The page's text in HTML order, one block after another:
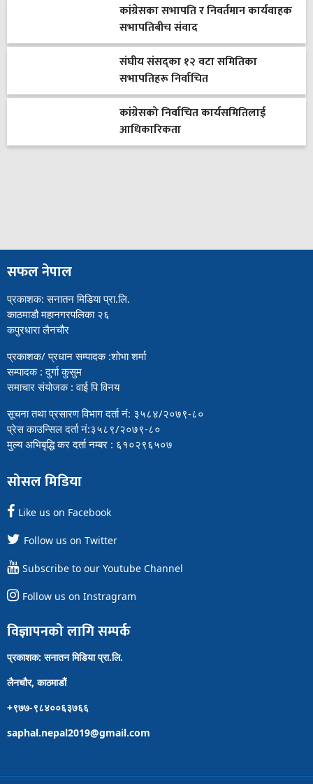
कांग्रेसका सभापति र निवर्तमान कार्यवाहक
सभापतिबीच संवाद
संघीय संसद्का १२ वटा समितिका
सभापतिहरू निर्वाचित
कांग्रेसको निर्वाचित कार्यसमितिलाई
आधिकारिकता
सफल नेपाल
प्रकाशक: सनातन मिडिया प्रा.लि.
काठमाडौ महानगरपलिका २६
कपुरधारा लैनचौर
प्रकाशक/ प्रधान सम्पादक :शोभा शर्मा
सम्पादक : दुर्गा कुसुम
समाचार संयोजक : वाई पि विनय
सूचना तथा प्रसारण विभाग दर्ता नं: ३५८४/२०७९-८०
प्रेस काउन्सिल दर्ता नं:३५८९/२०७९-८०
मुल्य अभिबृद्धि कर दर्ता नम्बर : ६१०२९६५०७
सोसल मिडिया
Like us on Facebook
Follow us on Twitter
Subscribe to our Youtube Channel
Follow us on Instragram
विज्ञापनको लागि सम्पर्क
प्रकाशक: सनातन मिडिया प्रा.लि.
लैनचौर, काठमाडौं
+९७७-९८४००६३७६६
saphal.nepal2019@gmail.com